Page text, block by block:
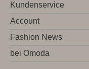
Kundenservice
Account
Fashion News
bei Omoda